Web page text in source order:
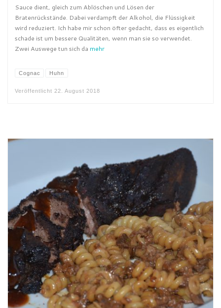
Sauce dient, gleich zum Ablöschen und Lösen der
Bratenrückstände. Dabei verdampft der Alkohol, die Flüssigkeit
wird reduziert. Ich habe mir schon öfter gedacht, dass es eigentlich
schade ist um bessere Qualitäten, wenn man sie so verwendet.
Zwei Auswege tun sich da mehr
Cognac Huhn
Veröffentlicht 22. August 2018